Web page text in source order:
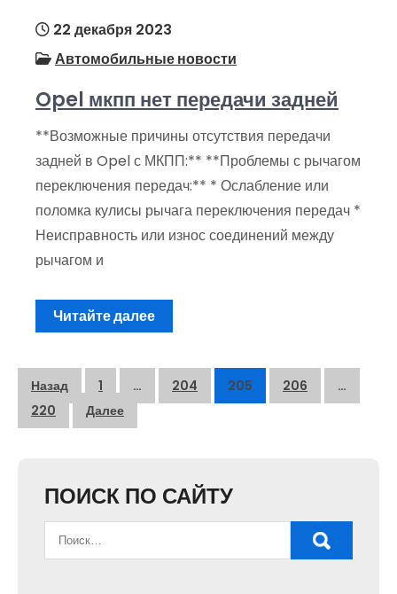
22 декабря 2023
Автомобильные новости
Opel мкпп нет передачи задней
**Возможные причины отсутствия передачи
задней в Opel с МКПП:** **Проблемы с рычагом
переключения передач:** * Ослабление или
поломка кулисы рычага переключения передач *
Неисправность или износ соединений между
рычагом и
Читайте далее
Пагинация
записей
Назад 1 … 204 205 206
…
220
Далее
ПОИСК ПО САЙТУ